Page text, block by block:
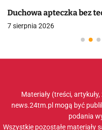
Duchowa apteczka bez
7 sierpnia 2026
Materiały (treści,
news.24tm.pl mogą być
podania
Wszystkie pozostałe materiały